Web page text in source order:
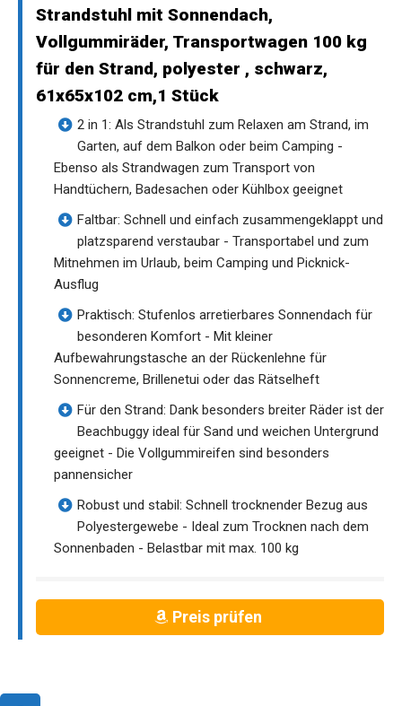
Strandstuhl mit Sonnendach,
Vollgummiräder, Transportwagen 100 kg
für den Strand, polyester , schwarz,
61x65x102 cm,1 Stück
2 in 1: Als Strandstuhl zum Relaxen am Strand, im
Garten, auf dem Balkon oder beim Camping -
Ebenso als Strandwagen zum Transport von
Handtüchern, Badesachen oder Kühlbox geeignet
Faltbar: Schnell und einfach zusammengeklappt und
platzsparend verstaubar - Transportabel und zum
Mitnehmen im Urlaub, beim Camping und Picknick-
Ausflug
Praktisch: Stufenlos arretierbares Sonnendach für
besonderen Komfort - Mit kleiner
Aufbewahrungstasche an der Rückenlehne für
Sonnencreme, Brillenetui oder das Rätselheft
Für den Strand: Dank besonders breiter Räder ist der
Beachbuggy ideal für Sand und weichen Untergrund
geeignet - Die Vollgummireifen sind besonders
pannensicher
Robust und stabil: Schnell trocknender Bezug aus
Polyestergewebe - Ideal zum Trocknen nach dem
Sonnenbaden - Belastbar mit max. 100 kg
Preis prüfen